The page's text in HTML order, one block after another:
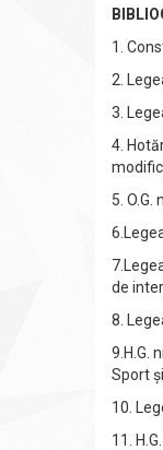
1.
2.
3.
4.
5.
de
8.
9.H.G.
Sport
10.
11.